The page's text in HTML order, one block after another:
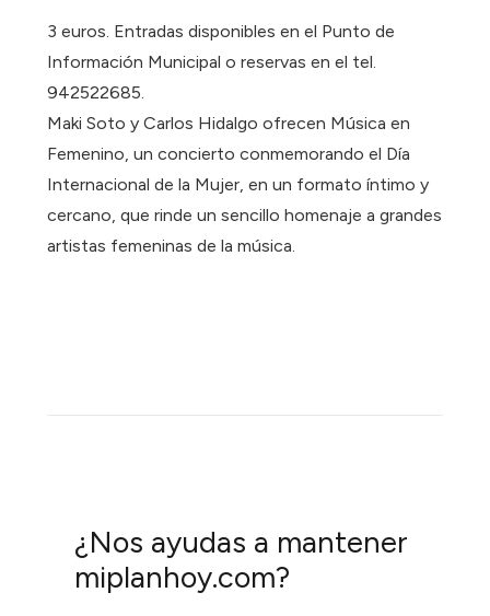
3 euros. Entradas disponibles en el Punto de
Información Municipal o reservas en el tel.
942522685.
Maki Soto y Carlos Hidalgo ofrecen Música en
Femenino, un concierto conmemorando el Día
Internacional de la Mujer, en un formato íntimo y
cercano, que rinde un sencillo homenaje a grandes
artistas femeninas de la música.
¿Nos ayudas a mantener
miplanhoy.com?